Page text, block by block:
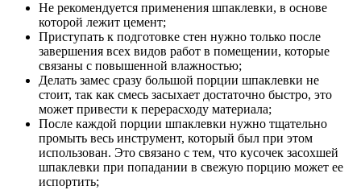
Не рекомендуется применения шпаклевки, в основе
которой лежит цемент;
Приступать к подготовке стен нужно только после
завершения всех видов работ в помещении, которые
связаны с повышенной влажностью;
Делать замес сразу большой порции шпаклевки не
стоит, так как смесь засыхает достаточно быстро, это
может привести к перерасходу материала;
После каждой порции шпаклевки нужно тщательно
промыть весь инструмент, который был при этом
использован. Это связано с тем, что кусочек засохшей
шпаклевки при попадании в свежую порцию может ее
испортить;